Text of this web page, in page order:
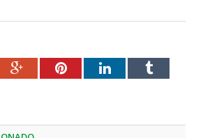
Google+PinterestLinkedInTumblr